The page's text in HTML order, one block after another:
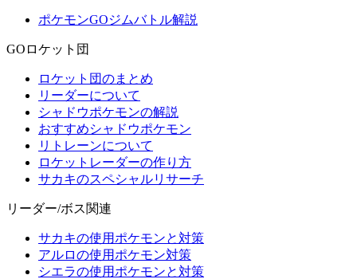
ポケモンGOジムバトル解説
GOロケット団
ロケット団のまとめ
リーダーについて
シャドウポケモンの解説
おすすめシャドウポケモン
リトレーンについて
ロケットレーダーの作り方
サカキのスペシャルリサーチ
リーダー/ボス関連
サカキの使用ポケモンと対策
アルロの使用ポケモン対策
シエラの使用ポケモンと対策